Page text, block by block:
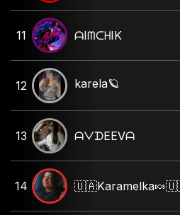
11 ᗩIᗰᑕᕼIK
12 karela🪐
13 ᗩᐯᗪEEᐯᗩ
14